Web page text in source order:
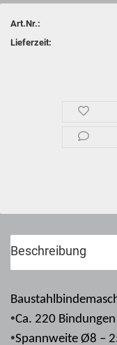
Art.Nr.:
Lieferzeit:
Beschreibung
•Ca. 220
•Spannweite Ø8 –